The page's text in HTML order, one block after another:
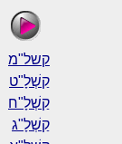
קשל"מ
קַשְׁלָ"ט
קַשְׁלָ"ח
קַשְׁלָ"ג